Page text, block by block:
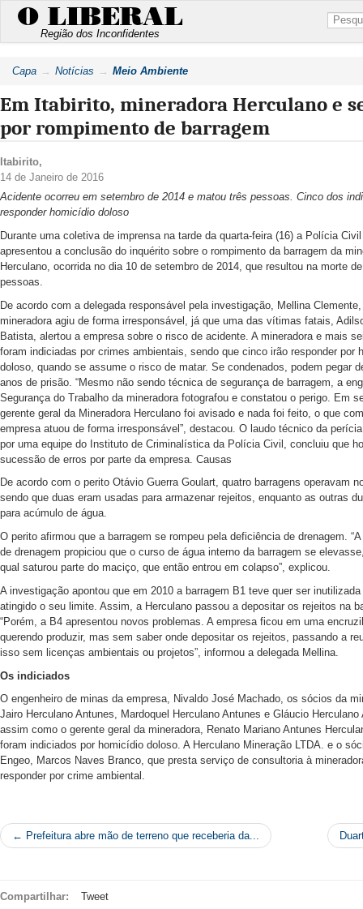
O LIBERAL
Região dos Inconfidentes
Capa Notícias Meio Ambiente
Em Itabirito, mineradora Herculano e
por rompimento de barragem
Itabirito,
14 de Janeiro de 2016
Acidente ocorreu em setembro de 2014 e matou três pessoas. Cinco dos
responder homicídio doloso
Durante uma coletiva de imprensa na tarde da quarta-feira (16) a Polícia
apresentou a conclusão do inquérito sobre o rompimento da barragem da
Herculano, ocorrida no dia 10 de setembro de 2014, que resultou na morte
pessoas.
De acordo com a delegada responsável pela investigação, Mellina
mineradora agiu de forma irresponsável, já que uma das vítimas fatais,
Batista, alertou a empresa sobre o risco de acidente. A mineradora e mais
foram indiciadas por crimes ambientais, sendo que cinco irão responder por
doloso, quando se assume o risco de matar. Se condenados, podem pegar
anos de prisão. “Mesmo não sendo técnica de segurança de barragem, a
Segurança do Trabalho da mineradora fotografou e constatou o perigo. Em
gerente geral da Mineradora Herculano foi avisado e nada foi feito, o que
empresa atuou de forma irresponsável”, destacou. O laudo técnico da
por uma equipe do Instituto de Criminalística da Polícia Civil, concluiu que
sucessão de erros por parte da empresa. Causas
De acordo com o perito Otávio Guerra Goulart, quatro barragens operavam
sendo que duas eram usadas para armazenar rejeitos, enquanto as outras
para acúmulo de água.
O perito afirmou que a barragem se rompeu pela deficiência de drenagem.
de drenagem propiciou que o curso de água interno da barragem se
qual saturou parte do maciço, que então entrou em colapso”, explicou.
A investigação apontou que em 2010 a barragem B1 teve quer ser inutilizada
atingido o seu limite. Assim, a Herculano passou a depositar os rejeitos na
“Porém, a B4 apresentou novos problemas. A empresa ficou em uma
querendo produzir, mas sem saber onde depositar os rejeitos, passando a
isso sem licenças ambientais ou projetos”, informou a delegada Mellina.
Os indiciados
O engenheiro de minas da empresa, Nivaldo José Machado, os sócios da
Jairo Herculano Antunes, Mardoquel Herculano Antunes e Gláucio Herculano
assim como o gerente geral da mineradora, Renato Mariano Antunes
foram indiciados por homicídio doloso. A Herculano Mineração LTDA. e o
Engeo, Marcos Naves Branco, que presta serviço de consultoria à
responder por crime ambiental.
← Prefeitura abre mão de terreno que receberia da...
Compartilhar: Tweet